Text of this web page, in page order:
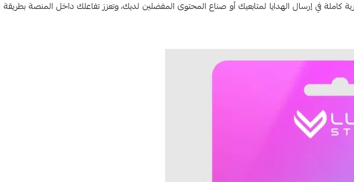
في إرسال الهدايا لمتابعيك أو صناع المحتوى المفضلين لديك، وتعزز تفاعلك داخل المنصة بطريقة